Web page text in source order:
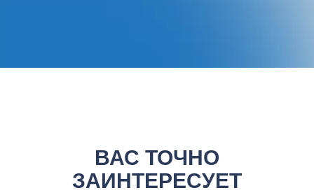
ВАС ТОЧНО
ЗАИНТЕРЕСУЕТ